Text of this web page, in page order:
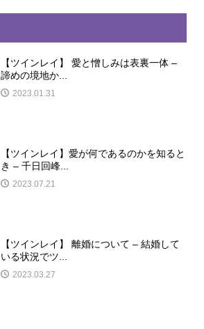
【ツインレイ】 愛と憎しみは表裏一体 –
諦めの境地か...
2023.01.31
【ツインレイ】愛が何であるのかを知ると
き – 千日回峰...
2023.07.21
【ツインレイ】 離婚について – 結婚して
いる状況でツ...
2023.03.27